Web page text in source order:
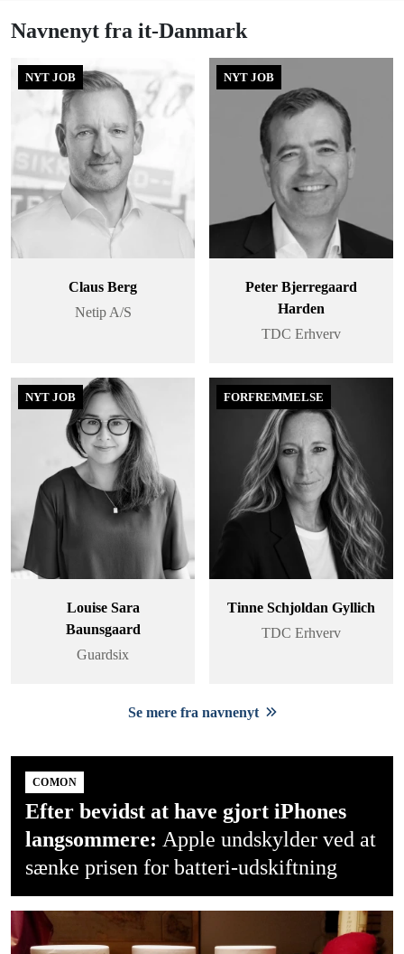
Navnenyt fra it-Danmark
NYT JOB
Claus Berg
Netip A/S
NYT JOB
Peter Bjerregaard
Harden
TDC Erhverv
NYT JOB
Louise Sara
Baunsgaard
Guardsix
FORFREMMELSE
Tinne Schjoldan Gyllich
TDC Erhverv
Se mere fra navnenyt
COMON
Efter bevidst at have gjort iPhones
langsommere: Apple undskylder ved at
sænke prisen for batteri-udskiftning